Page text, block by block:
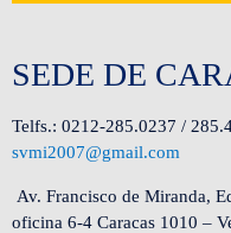
SEDE DE
Telfs.: 0212-285.0237 /
svmi2007@gmail.com
Av. Francisco de Miranda,
oficina 6-4 Caracas 1010 –